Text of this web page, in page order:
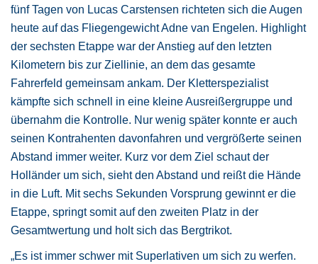
fünf Tagen von Lucas Carstensen richteten sich die Augen
heute auf das Fliegengewicht Adne van Engelen. Highlight
der sechsten Etappe war der Anstieg auf den letzten
Kilometern bis zur Ziellinie, an dem das gesamte
Fahrerfeld gemeinsam ankam. Der Kletterspezialist
kämpfte sich schnell in eine kleine Ausreißergruppe und
übernahm die Kontrolle. Nur wenig später konnte er auch
seinen Kontrahenten davonfahren und vergrößerte seinen
Abstand immer weiter. Kurz vor dem Ziel schaut der
Holländer um sich, sieht den Abstand und reißt die Hände
in die Luft. Mit sechs Sekunden Vorsprung gewinnt er die
Etappe, springt somit auf den zweiten Platz in der
Gesamtwertung und holt sich das Bergtrikot.
„Es ist immer schwer mit Superlativen um sich zu werfen.